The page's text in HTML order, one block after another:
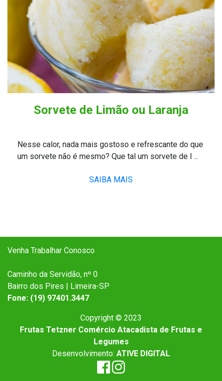
Sorvete de Limão ou Laranja
Nesse calor, nada mais gostoso e refrescante do que
um sorvete não é mesmo? Que tal um sorvete de l ...
SAIBA MAIS
Venha Trabalhar Conosco
Caminho da Servidão, nº 0
Bairro dos Pires | Limeira-SP
Fone: (19) 97401.3447
Copyright © 2023
Frutas Tetzner Comércio Atacadista de Frutas e
Legumes
Desenvolvimento: ATIVE DIGITAL